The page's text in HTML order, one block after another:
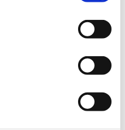
acácia-das-espigas: